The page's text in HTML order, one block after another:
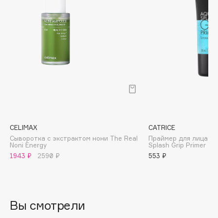
Brunello Cucinelli
Bvlgari
by TERRY
CELIMAX
Сыворотка с экстрактом нони The Real
Noni Energy
1943 ₽
2590 ₽
CATRICE
Праймер для лица
Splash Grip Primer
553 ₽
Вы смотрели